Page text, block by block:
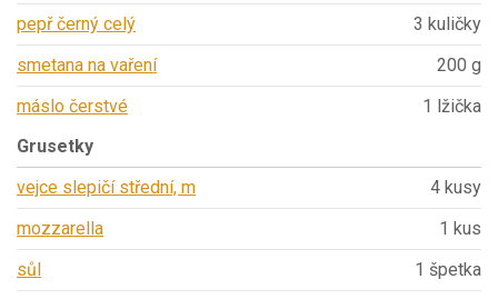
pepř černý celý
3 kuličky
smetana na vaření
200 g
máslo čerstvé
1 lžička
Grusetky
vejce slepičí střední, m
4 kusy
mozzarella
1 kus
sůl
1 špetka